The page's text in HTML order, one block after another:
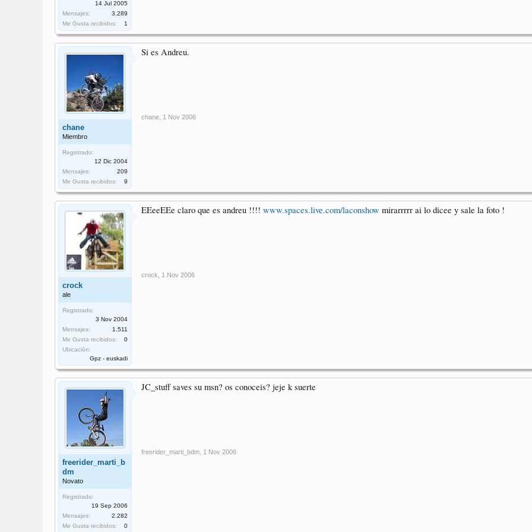
14 Jul 2005
Mensajes:
3.289
Me Gusta recibidos:
1
chane
Miembro
Registrado:
12 Dic 2004
Mensajes:
209
Me Gusta recibidos:
9
Si es Andreu.
chane 1 Nov 2006
crock
ale
Registrado:
3 Nov 2004
Mensajes:
1.511
Me Gusta recibidos:
0
Ubicación:
Gpz - euskadi
EEeeEEe claro que es andreu !!!! www.spaces.live.com/laconshow mirarrrrr ai lo dicee y sale la foto !
crock 1 Nov 2006
freerider_marti_b
dm
Novato
Registrado:
19 Sep 2006
Mensajes:
2.282
Me Gusta recibidos:
0
JC_stuff saves su msn? os conoceis? jeje k suerte
freerider_marti_bdm 1 Nov 2006